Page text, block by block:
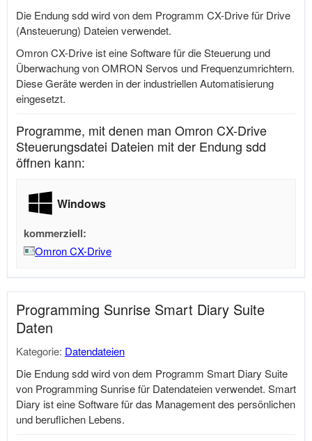
Die Endung sdd wird von dem Programm CX-Drive für Drive
(Ansteuerung) Dateien verwendet.
Omron CX-Drive ist eine Software für die Steuerung und
Überwachung von OMRON Servos und Frequenzumrichtern.
Diese Geräte werden in der industriellen Automatisierung
eingesetzt.
Programme, mit denen man Omron CX-Drive
Steuerungsdatei Dateien mit der Endung sdd
öffnen kann:
Windows
kommerziell:
Omron CX-Drive
Programming Sunrise Smart Diary Suite
Daten
Kategorie: Datendateien
Die Endung sdd wird von dem Programm Smart Diary Suite
von Programming Sunrise für Datendateien verwendet. Smart
Diary ist eine Software für das Management des persönlichen
und beruflichen Lebens.